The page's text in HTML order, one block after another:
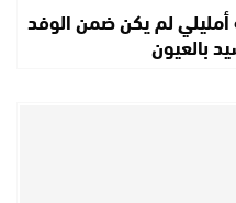
لم يكن ضمن الوفد
بالعيون